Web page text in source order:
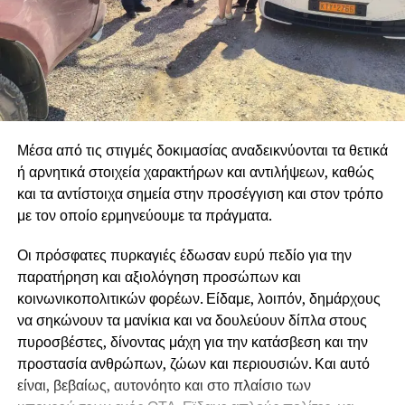
Η Δημοτική Αρχή θα συνεχίσει με κάθε τρόπο να
αποκαλύπτει στον λαό τις πολιτικές των κυβερνήσεων και
της Ε.Ε, οι οποίες αντί να σχεδιάσουν ολοκληρωμένο
σχέδιο αντιπυρικής προστασίας, αφήνουν χωρίς
προσωπικό, χωρίς μέσα και χωρίς χρηματοδότηση
αντιπυρικής προστασίας, δημιουργώντας άπλετο χώρο
ώστε να κάνουν «πάρτι» εργολάβοι και εταιρείες.
Διεκδικούμε άμεση στελέχωση όλων των Δασαρχείων,
Προστασίας και ολοκληρωμένα έργα πρόληψης, ώστε
να σταματήσουμε να είμαστε κάθε καλοκαίρι αντιμέτωποι
με τους ίδιους κινδύνους και τις καταστροφές.
Μέσα από τις στιγμές δοκιμασίας αναδεικνύονται τα θετικά
ή αρνητικά στοιχεία χαρακτήρων και αντιλήψεων, καθώς
και τα αντίστοιχα σημεία στην προσέγγιση και στον τρόπο
με τον οποίο ερμηνεύουμε τα πράγματα.
Οι πρόσφατες πυρκαγιές έδωσαν ευρύ πεδίο για την
παρατήρηση και αξιολόγηση προσώπων και
κοινωνικοπολιτικών φορέων. Είδαμε, λοιπόν, δημάρχους
να σηκώνουν τα μανίκια και να δουλεύουν δίπλα στους
πυροσβέστες, δίνοντας μάχη για την κατάσβεση και την
προστασία ανθρώπων, ζώων και περιουσιών. Και αυτό
είναι, βεβαίως, αυτονόητο και στο πλαίσιο των